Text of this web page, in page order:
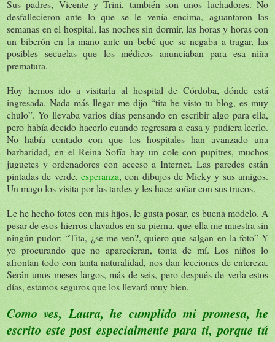
Sus padres, Vicente y Trini, también son unos luchadores. No
desfallecieron ante lo que se le venía encima, aguantaron las
semanas en el hospital, las noches sin dormir, las horas y horas con
un biberón en la mano ante un bebé que se negaba a tragar, las
posibles secuelas que los médicos anunciaban para esa niña
prematura.
Hoy hemos ido a visitarla al hospital de Córdoba, dónde está
ingresada. Nada más llegar me dijo “tita he visto tu blog, es muy
chulo”. Yo llevaba varios días pensando en escribir algo para ella,
pero había decido hacerlo cuando regresara a casa y pudiera leerlo.
No había contado con que los hospitales han avanzado una
barbaridad, en el Reina Sofía hay un cole con pupitres, muchos
juguetes y ordenadores con acceso a Internet. Las paredes están
pintadas de verde, esperanza, con dibujos de Micky y sus amigos.
Un mago los visita por las tardes y les hace soñar con sus trucos.
Le he hecho fotos con mis hijos, le gusta posar, es buena modelo. A
pesar de esos hierros clavados en su pierna, que ella me muestra sin
ningún pudor: “Tita, ¿se me ven?, quiero que salgan en la foto” Y
yo procurando que no aparecieran, tonta de mí. Los niños lo
afrontan todo con tanta naturalidad, nos dan lecciones de entereza.
Serán unos meses largos, más de seis, pero después de verla estos
días, estamos seguros que los llevará muy bien.
Como ves, Laura, he cumplido mi promesa, he
escrito este post especialmente para ti, porque tú